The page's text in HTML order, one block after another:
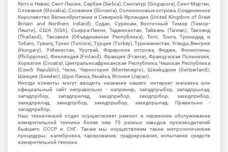
Китс и Невис, Сент-Люсия, Сербия (Serbia), Сингапур (Singapore), Синт-Мартен,
Словакия (Slovakia), Словения (Slovenia), Соломоновые острова, Соединенное
Королевство Великобритании и Северной Ирландии (United Kingdom of Great
Britain and Northern Ireland), Судан, Суринам, Восточный Тимор (Тимор-
Лешти), США (USA), Сьерра-Леоне, Таджикистан, Тайвань (Taiwan), Таиланд
(Thailand), Танзания (Объединенная Республика), Того, Тонга, Тринидад и
Тобаго, Тувалу, Тунис (Tunisia), Турция (Turkey), Туркменистан, Уганда, Венгрия
(Hungary), Узбекистан, Уругвай, Фарерские острова, Фиджи, Филиппины
(Philippines), Финляндия (Finland), Франция (France), Французская Полинезия,
Хорватия (Croatia), Центральноафриканская Республика, Чешская Республика
(Czech Republic), Чили, Черногория (Montenegro), Швейцария (Switzerland),
Швеция (Sweden), Шри-Ланка, Ямайка, Япония (Japan).
Иногда клиенты могут вводить название нашего интернет магазина или
официальный сайт неправильно - например, западпрыбор, западпрылад,
западпрібор, западприлад, західприбор, західпрібор, захидприбор,
захидприлад, захидпрібор, захидпрыбор, захидпрылад. Правильно -
западприбор.
Наш технический отдел осуществляет ремонт и сервисное обслуживание
измерительной техники более чем 75 разных заводов производителей
бывшего СССР и СНГ. Также мы осуществляем такие метрологические
процедуры: калибровка, тарирование, градуирование, испытание средств
измерительной техники.